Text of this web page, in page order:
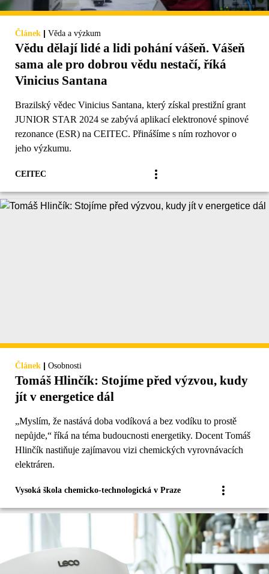
Článek | Věda a výzkum
Vědu dělají lidé a lidi pohání vášeň. Vášeň
sama ale pro dobrou vědu nestačí, říká
Vinicius Santana
Brazilský vědec Vinicius Santana, který získal prestižní grant
JUNIOR STAR 2024 se zabývá aplikací elektronové spinové
rezonance (ESR) na CEITEC. Přinášíme s ním rozhovor o
jeho výzkumu.
CEITEC
Článek | Osobnosti
Tomáš Hlinčík: Stojíme před výzvou, kudy
jít v energetice dál
„Myslím, že nastává doba vodíková a bez vodíku to prostě
nepůjde,“ říká na téma budoucnosti energetiky. Docent Tomáš
Hlinčík nastiňuje zajímavou vizi chemických vyrovnávacích
elektráren.
Vysoká škola chemicko-technologická v Praze